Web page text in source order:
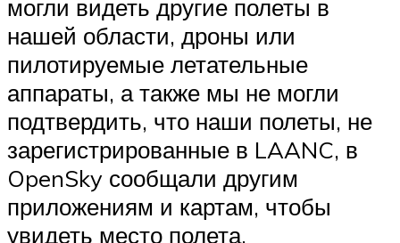
могли видеть другие полеты в
нашей области, дроны или
пилотируемые летательные
аппараты, а также мы не могли
подтвердить, что наши полеты, не
зарегистрированные в LAANC, в
OpenSky сообщали другим
приложениям и картам, чтобы
увидеть место полета.